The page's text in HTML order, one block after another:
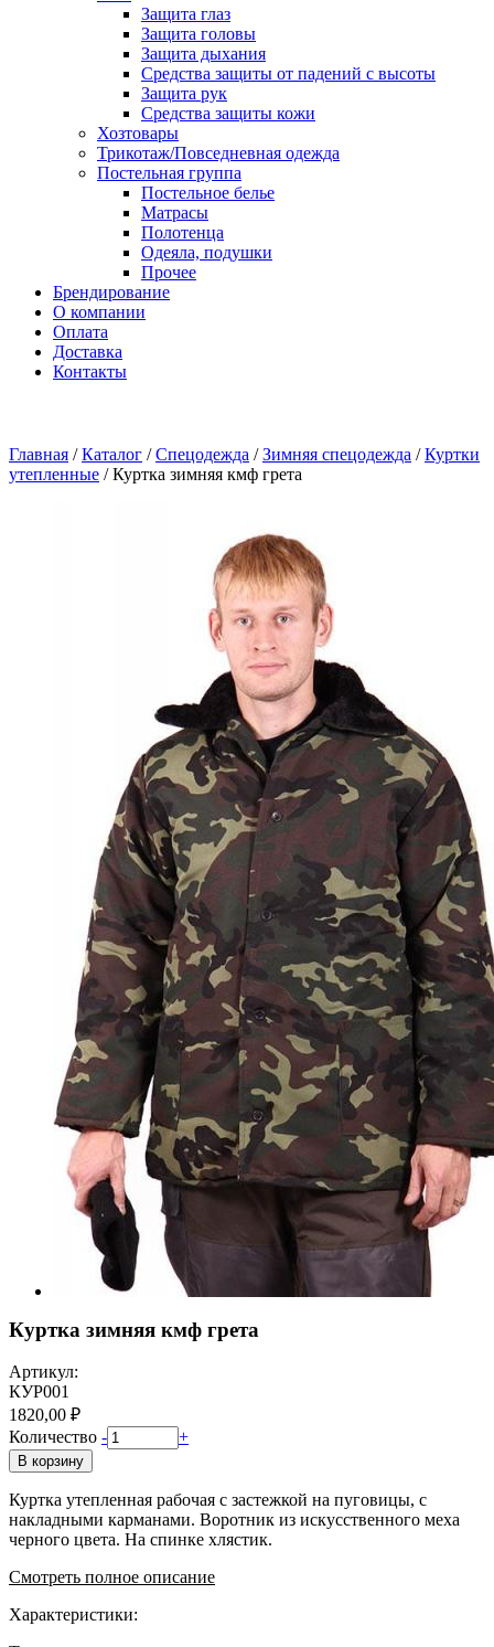
Защита глаз
Защита головы
Защита дыхания
Средства защиты от падений с высоты
Защита рук
Средства защиты кожи
Хозтовары
Трикотаж/Повседневная одежда
Постельная группа
Постельное белье
Матрасы
Полотенца
Одеяла, подушки
Прочее
Брендирование
О компании
Оплата
Доставка
Контакты
Главная / Каталог / Спецодежда / Зимняя спецодежда / Куртки
утепленные / Куртка зимняя кмф грета
Куртка зимняя кмф грета
Артикул:
КУР001
1820,00 ₽
Количество - +
В корзину
Куртка утепленная рабочая с застежкой на пуговицы, с
накладными карманами. Воротник из искусственного меха
черного цвета. На спинке хлястик.
Смотреть полное описание
Характеристики: